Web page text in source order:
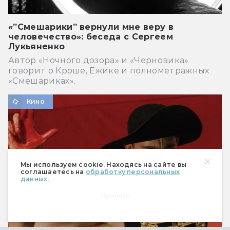
Мы используем cookie. Находясь на сайте вы
соглашаетесь на обработку персональных
данных.
«”Смешарики” вернули мне веру в
человечество»: беседа с Сергеем
Лукьяненко
Автор «Ночного дозора» и «Черновика»
говорит о Кроше, Ёжике и полнометражных
«Смешариках».
Кино